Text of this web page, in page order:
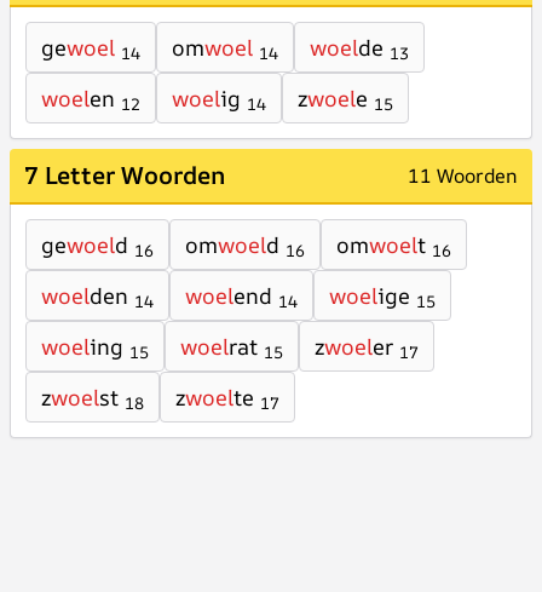
gewoel 14 omwoel 14 woelde 13
woelen 12 woelig 14 zwoele 15
7 Letter Woorden 11 Woorden
gewoeld 16 omwoeld 16 omwoelt 16
woelden 14 woelend 14 woelige 15
woeling 15 woelrat 15 zwoeler 17
zwoelst 18 zwoelte 17